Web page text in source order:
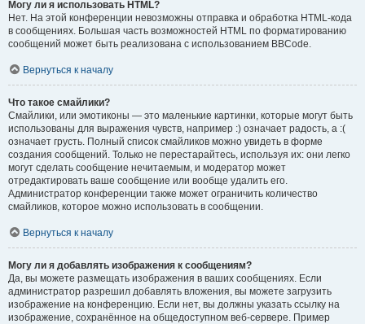
Могу ли я использовать HTML?
Нет. На этой конференции невозможны отправка и обработка HTML-кода
в сообщениях. Большая часть возможностей HTML по форматированию
сообщений может быть реализована с использованием BBCode.
Вернуться к началу
Что такое смайлики?
Смайлики, или эмотиконы — это маленькие картинки, которые могут быть
использованы для выражения чувств, например :) означает радость, а :(
означает грусть. Полный список смайликов можно увидеть в форме
создания сообщений. Только не перестарайтесь, используя их: они легко
могут сделать сообщение нечитаемым, и модератор может
отредактировать ваше сообщение или вообще удалить его.
Администратор конференции также может ограничить количество
смайликов, которое можно использовать в сообщении.
Вернуться к началу
Могу ли я добавлять изображения к сообщениям?
Да, вы можете размещать изображения в ваших сообщениях. Если
администратор разрешил добавлять вложения, вы можете загрузить
изображение на конференцию. Если нет, вы должны указать ссылку на
изображение, сохранённое на общедоступном веб-сервере. Пример